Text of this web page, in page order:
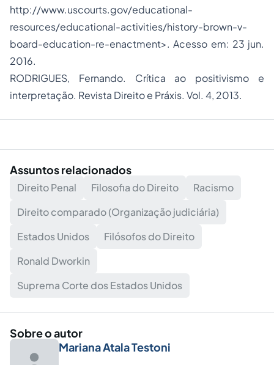
http://www.uscourts.gov/educational-
resources/educational-activities/history-brown-v-
board-education-re-enactment>. Acesso em: 23 jun.
2016.
RODRIGUES, Fernando. Crítica ao positivismo e
interpretação. Revista Direito e Práxis. Vol. 4, 2013.
Assuntos relacionados
Direito Penal Filosofia do Direito
Racismo
Direito comparado (Organização judiciária)
Estados Unidos
Filósofos do Direito
Ronald Dworkin
Suprema Corte dos Estados Unidos
Sobre o autor
Mariana Atala Testoni